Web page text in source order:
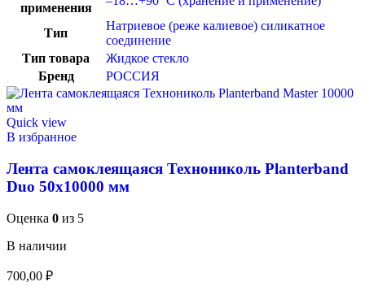
применения
Тип
Натриевое (реже калиевое) силикатное
соединение
Тип товара
Жидкое стекло
Бренд
РОССИЯ
Quick view
В избранное
Лента самоклеящаяся Технониколь Planterband
Duo 50х10000 мм
Оценка 0 из 5
В наличии
700,00 ₽